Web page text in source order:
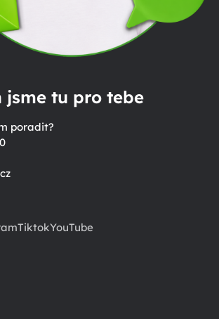
jsme tu pro tebe
poradit?
TiktokYouTube